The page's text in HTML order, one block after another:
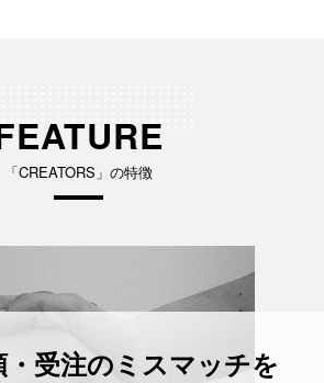
「CREATORS」の特徴
・受注のミスマッチを